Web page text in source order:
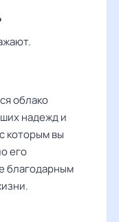
облако
надежд и
которым вы
его
благодарным